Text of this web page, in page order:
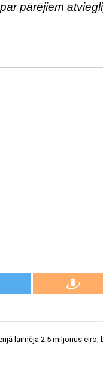
pārējiem
laimēja 2.5 miljonus eiro,